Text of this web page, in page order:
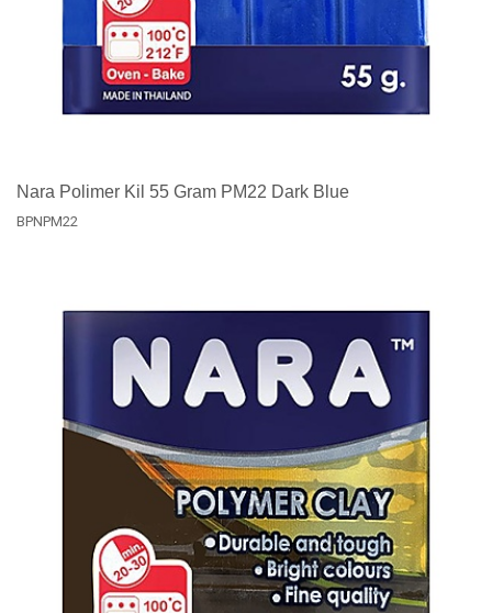
Nara Polimer Kil 55 Gram PM22 Dark Blue
BPNPM22